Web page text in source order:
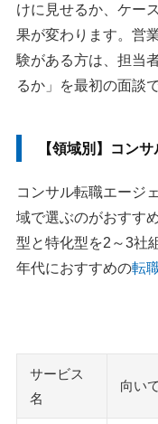
3.求人の紹介を受け
4.書類添削・面接対
5.面接・内定・条件
2.コミュニケーショ
3.資料作成・分析
4.未経験者は経験
コンサル業界への転職
Q：コンサル転職
Q：戦略系コンサ
はどこですか？
けに見せるか、ケー
果が変わります。営
験がある方は、担当
るか」を最初の面談
【領域別】コン
コンサル転職エージ
域で選ぶのがおすす
型と特化型を2～3社
年代におすすめの転
サービス
名
向い